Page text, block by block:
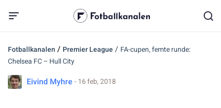
Fotballkanalen / Premier League / FA-cupen, femte runde:
Chelsea FC – Hull City
Eivind Myhre - 16 feb, 2018